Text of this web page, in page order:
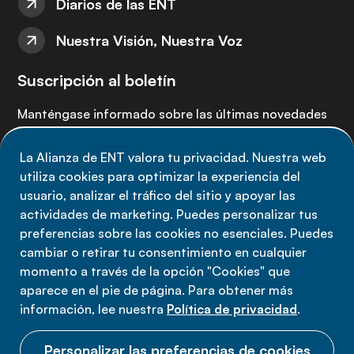
La Alianza de ENT valora tu privacidad. Nuestra web
utiliza cookies para optimizar la experiencia del
usuario, analizar el tráfico del sitio y apoyar las
actividades de marketing. Puedes personalizar tus
preferencias sobre las cookies no esenciales. Puedes
cambiar o retirar tu consentimiento en cualquier
momento a través de la opción "Cookies" que
aparece en el pie de página. Para obtener más
información, lee nuestra Política de privacidad.
Personalizar las preferencias de cookies
Diarios de las ENT
Nuestra Visión, Nuestra Voz
Suscripción al boletín
Manténgase informado sobre las últimas novedades
Suscríbete ahora
Política de privacidad
Términos de uso